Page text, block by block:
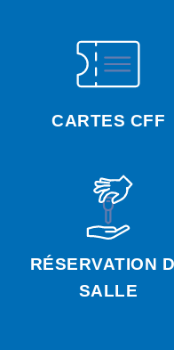
CARTES CFF
RÉSERVATION
SALLE